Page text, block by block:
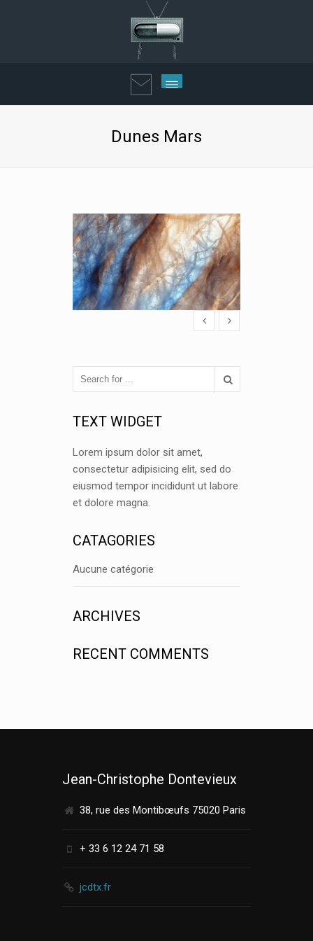
Dunes Mars
TEXT WIDGET
Lorem ipsum dolor sit amet,
consectetur adipisicing elit, sed do
eiusmod tempor incididunt ut labore
et dolore magna.
CATAGORIES
Aucune catégorie
ARCHIVES
RECENT COMMENTS
Jean-Christophe Dontevieux
38, rue des Montibœufs 75020 Paris
+ 33 6 12 24 71 58
jcdtx.fr